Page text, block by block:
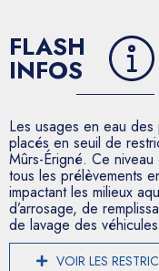
FLASH
INFOS
Les usages en eau
placés en seuil de
Mûrs-Érigné. Ce
tous les prélèvements
impactant les milieux
d’arrosage, de
de lavage des
VOIR LES